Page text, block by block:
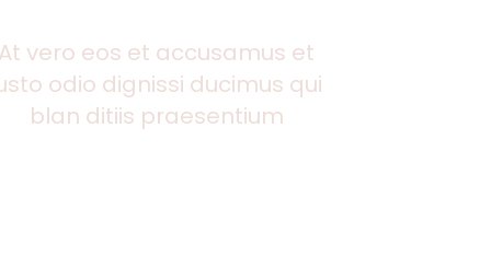
At vero eos et accusamus et
odio dignissi ducimus qui
blan ditiis praesentium